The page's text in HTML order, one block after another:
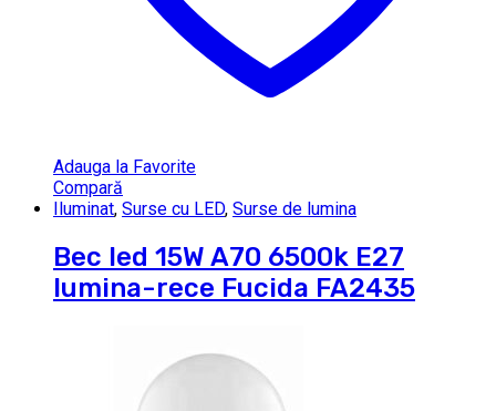
Adauga la Favorite
Compară
Iluminat, Surse cu LED, Surse de lumina
Bec led 15W A70 6500k E27
lumina-rece Fucida FA2435